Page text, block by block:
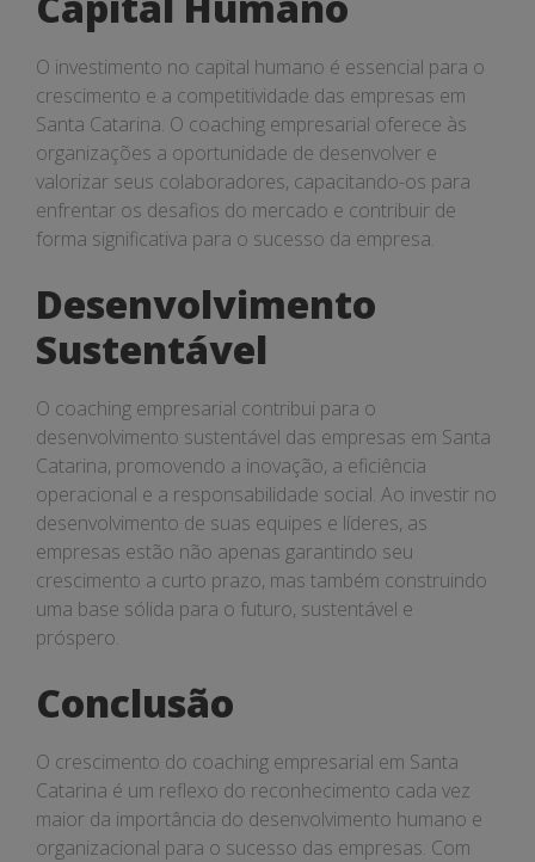
O investimento no capital humano é essencial para o
crescimento e a competitividade das empresas em
Santa Catarina. O coaching empresarial oferece às
organizações a oportunidade de desenvolver e
valorizar seus colaboradores, capacitando-os para
enfrentar os desafios do mercado e contribuir de
forma significativa para o sucesso da empresa.
Desenvolvimento
Sustentável
O coaching empresarial contribui para o
desenvolvimento sustentável das empresas em Santa
Catarina, promovendo a inovação, a eficiência
operacional e a responsabilidade social. Ao investir no
desenvolvimento de suas equipes e líderes, as
empresas estão não apenas garantindo seu
crescimento a curto prazo, mas também construindo
uma base sólida para o futuro, sustentável e
próspero.
Conclusão
O crescimento do coaching empresarial em Santa
Catarina é um reflexo do reconhecimento cada vez
maior da importância do desenvolvimento humano e
organizacional para o sucesso das empresas. Com